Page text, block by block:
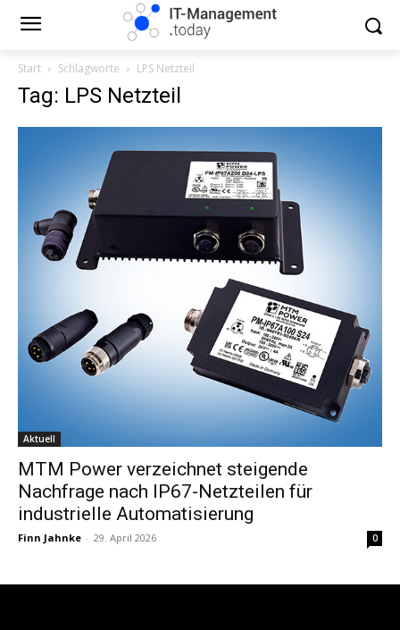
Start Schlagworte LPS Netzteil
Tag: LPS Netzteil
Aktuell
MTM Power verzeichnet steigende
Nachfrage nach IP67-Netzteilen für
industrielle Automatisierung
Finn Jahnke - 29. April 2026 0